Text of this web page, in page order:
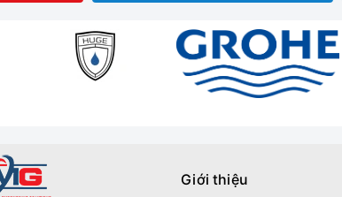
Giới thiệu